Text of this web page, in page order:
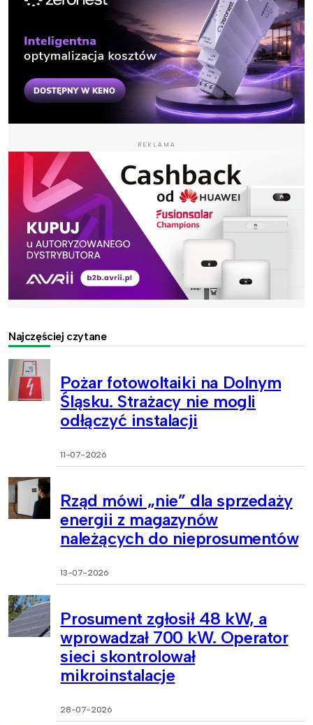
REKLAMA
Najczęściej czytane
Pożar fotowoltaiki na Dolnym
Śląsku. Strażacy nie mogli
odłączyć instalacji
11-07-2026
Rząd mówi „nie” dla sprzedaży
energii z magazynów
należących do nieprosumentów
13-07-2026
Prosument zgłosił 48 kW, a
wprowadzał 700 kW. Operator
sieci skontrolował
mikroinstalacje
28-07-2026